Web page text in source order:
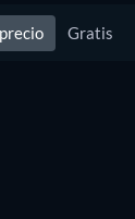
Gratis